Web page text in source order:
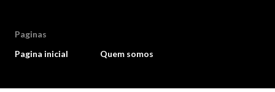
Paginas
Pagina inicial
Quem somos